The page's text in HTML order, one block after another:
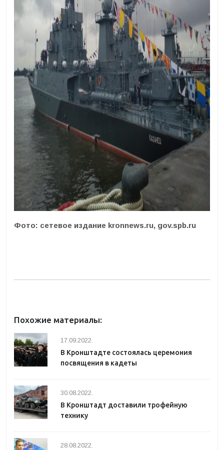
Фото: сетевое издание kronnews.ru, gov.spb.ru
Похожие материалы:
17.09.2022.
В Кронштадте состоялась церемония
посвящения в кадеты
30.08.2022.
В Кронштадт доставили трофейную
технику
28.08.2022.